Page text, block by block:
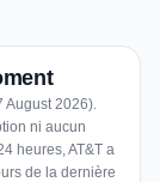
August 2026).
ni aucun
heures, AT&T a
de la dernière